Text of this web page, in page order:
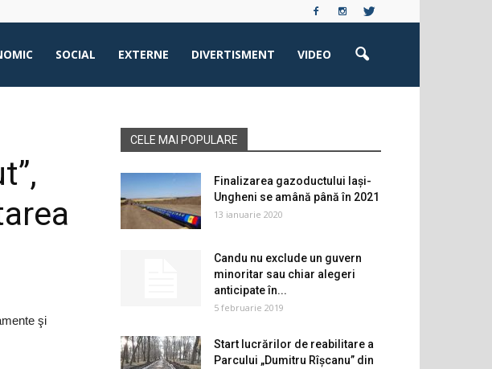
SOCIAL EXTERNE DIVERTISMENT VIDEO
şi
CELE MAI POPULARE
Finalizarea gazoductului Iaşi-
Ungheni se amână până în 2021
13 ianuarie 2020
Candu nu exclude un guvern
minoritar sau chiar alegeri
anticipate în...
5 februarie 2019
Start lucrărilor de reabilitare a
Parcului „Dumitru Rîşcanu” din